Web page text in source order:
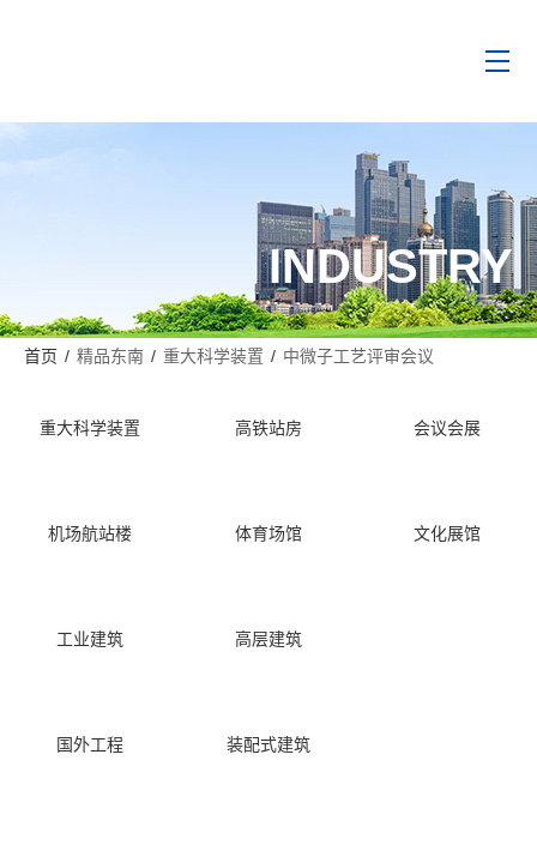
INDUSTRY
首页 / 精品东南 / 重大科学装置 / 中微子工艺评审会议
重大科学装置
机场航站楼
高铁站房
体育场馆
会议会展
文化展馆
工业建筑
国外工程
高层建筑
装配式建筑